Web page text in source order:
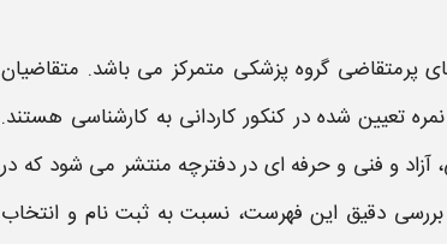
پرمتقاضی گروه پزشکی متمرکز می‌ باشد. متقاضیان
تعیین شده در کنکور کاردانی به کارشناسی هستند.
، آزاد و فنی و حرفه‌ ای در دفترچه منتشر می‌ شود که در
بررسی دقیق این فهرست، نسبت به ثبت نام و انتخاب